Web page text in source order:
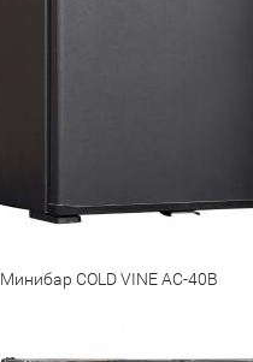
Минибар COLD VINE AC-40B